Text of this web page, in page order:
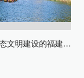
数字生态文明建设的福建路径与启示